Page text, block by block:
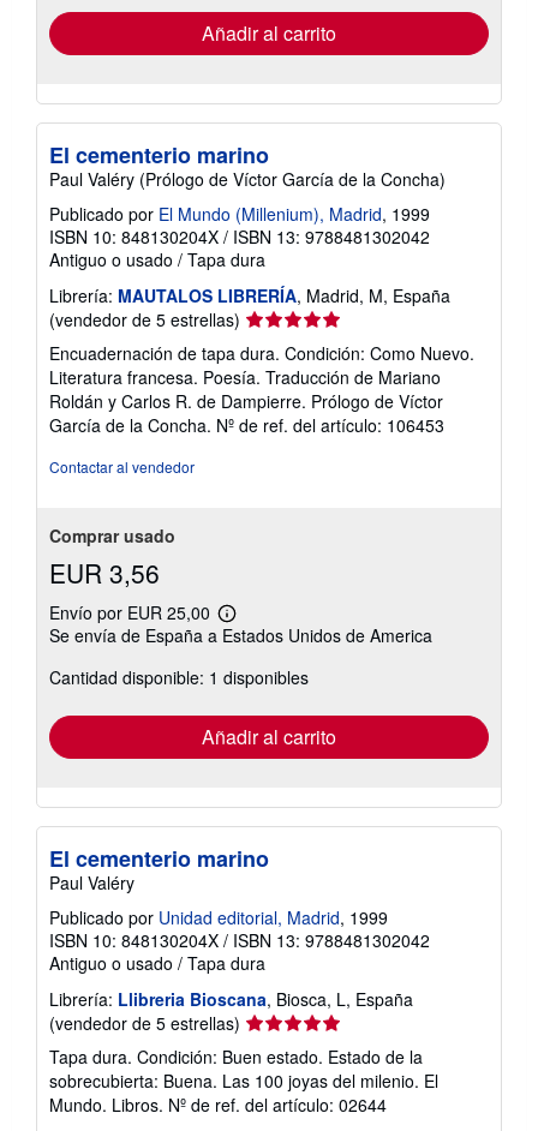
envío
Añadir al carrito
El cementerio marino
Paul Valéry (Prólogo de Víctor García de la Concha)
Publicado por El Mundo (Millenium), Madrid, 1999
ISBN 10: 848130204X / ISBN 13: 9788481302042
Antiguo o usado / Tapa dura
Librería: MAUTALOS LIBRERÍA, Madrid, M, España
(vendedor de 5 estrellas) Calificación
del
vendedor:
5
de
5
Encuadernación de tapa dura. Condición: Como Nuevo.
Literatura francesa. Poesía. Traducción de Mariano
Roldán y Carlos R. de Dampierre. Prólogo de Víctor
García de la Concha. Nº de ref. del artículo: 106453
Contactar al vendedor
Comprar usado
EUR 3,56
Envío por EUR 25,00
Más
información
las
tarifas
envío
Se envía de España a Estados Unidos de America
Cantidad disponible: 1 disponibles
Añadir al carrito
El cementerio marino
Paul Valéry
Publicado por Unidad editorial, Madrid, 1999
ISBN 10: 848130204X / ISBN 13: 9788481302042
Antiguo o usado / Tapa dura
Librería: Llibreria Bioscana, Biosca, L, España
(vendedor de 5 estrellas) Calificación
vendedor:
5
de
Tapa dura. Condición: Buen estado. Estado de la
sobrecubierta: Buena. Las 100 joyas del milenio. El
Mundo. Libros. Nº de ref. del artículo: 02644